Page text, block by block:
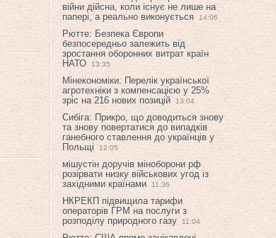
війни дійсна, коли існує не лише на
папері, а реально виконується
14:06
Рютте: Безпека Європи
безпосередньо залежить від
зростання оборонних витрат країн
НАТО
13:35
Мінекономіки: Перелік української
агротехніки з компенсацією у 25%
зріс на 216 нових позицій
13:04
Сибіга: Прикро, що доводиться знову
та знову повертатися до випадків
ганебного ставлення до українців у
Польщі
12:05
мішустін доручів міноборони рф
розірвати низку військових угод із
західними країнами
11:36
НКРЕКП підвищила тарифи
операторів ГРМ на послуги з
розподілу природного газу
11:04